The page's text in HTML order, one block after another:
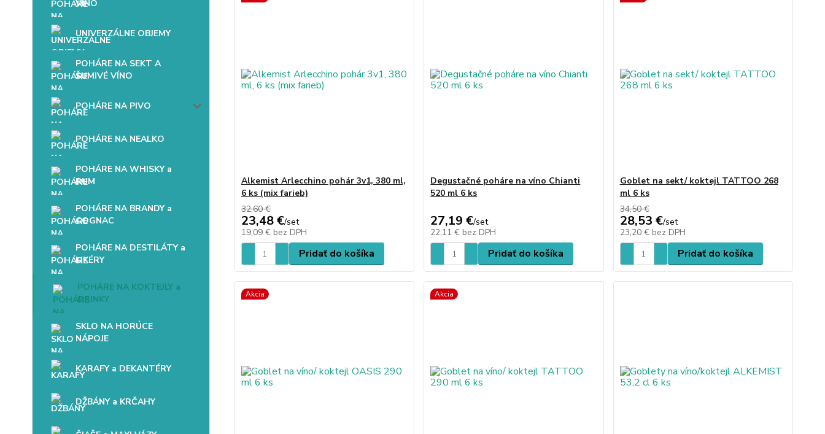
VÍNO
UNIVERZÁLNE OBJEMY
POHÁRE NA SEKT A
ŠUMIVÉ VÍNO
POHÁRE NA PIVO
POHÁRE NA NEALKO
POHÁRE NA WHISKY a
RUM
POHÁRE NA BRANDY a
COGNAC
POHÁRE NA DESTILÁTY a
LIKÉRY
POHÁRE NA KOKTEJLY a
DRINKY
SKLO NA HORÚCE
NÁPOJE
KARAFY a DEKANTÉRY
DŽBÁNY a KRČAHY
Alkemist Arlecchino pohár 3v1, 380 ml,
6 ks (mix farieb)
32,60 €
23,48 €/set
19,09 € bez DPH
Pridať do košíka
Degustačné poháre na víno Chianti
520 ml 6 ks
27,19 €/set
22,11 € bez DPH
Pridať do košíka
Goblet na sekt/ koktejl TATTOO 268
ml 6 ks
34,50 €
28,53 €/set
23,20 € bez DPH
Pridať do košíka
Akcia Akcia